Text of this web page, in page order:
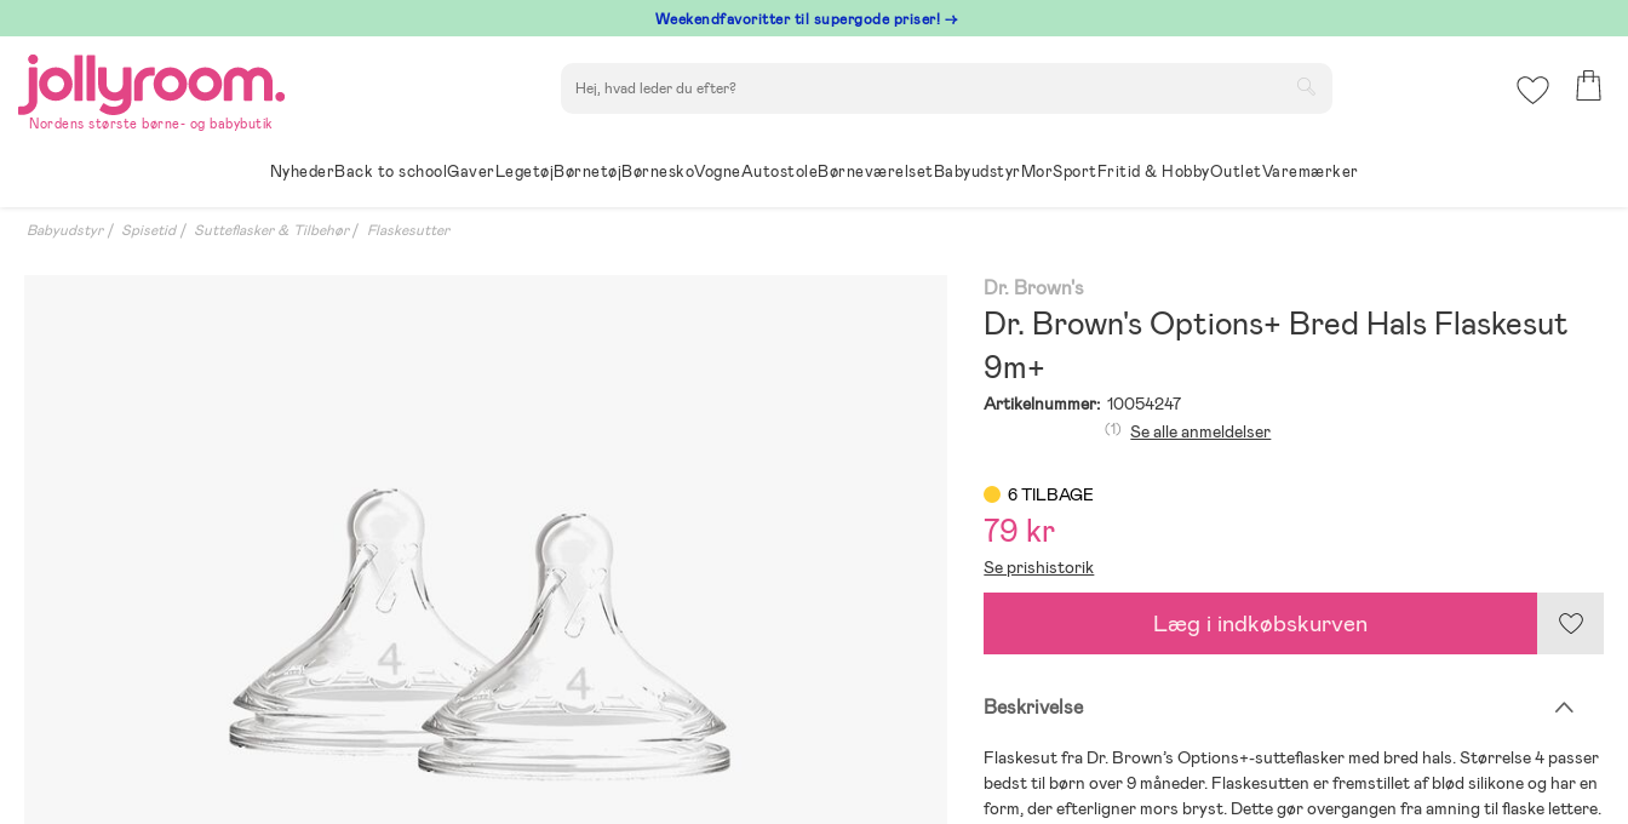
till
innehållet
⁠ Weekendfavoritter til supergode priser! →
Nordens største børne- og babybutik
NyhederBack to schoolGaverLegetøjBørnetøjBørneskoVogneAutostoleBørneværelsetBabyudstyrMorSportFritid & HobbyOutletVaremærker
Babyudstyr Spisetid Sutteflasker & Tilbehør Flaskesutter
Dr. Brown's
Dr. Brown's Options+ Bred Hals Flaskesut
9m+
Artikelnummer: 10054247
(1) Se alle anmeldelser
6 TILBAGE
79 kr
Se prishistorik
Læg i indkøbskurven
Beskrivelse
Flaskesut fra Dr. Brown’s Options+-sutteflasker med bred hals. Størrelse 4 passer
bedst til børn over 9 måneder. Flaskesutten er fremstillet af blød silikone og har en
form, der efterligner mors bryst. Dette gør overgangen fra amning til flaske lettere.